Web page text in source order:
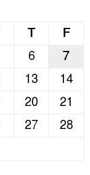
T
F
6
7
13
14
20
21
27
28